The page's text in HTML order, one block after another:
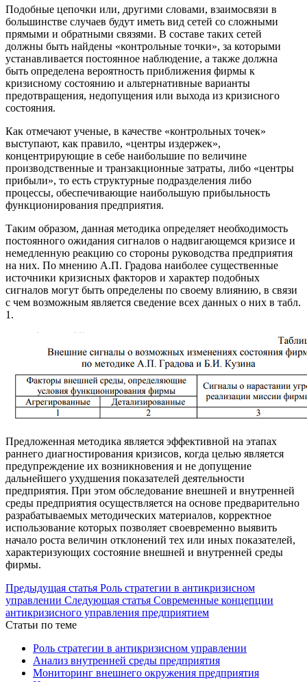
Подобные цепочки или, другими словами, взаимосвязи в
большинстве случаев будут иметь вид сетей со сложными
прямыми и обратными связями. В составе таких сетей
должны быть найдены «контрольные точки», за которыми
устанавливается постоянное наблюдение, а также должна
быть определена вероятность приближения фирмы к
кризисному состоянию и альтернативные варианты
предотвращения, недопущения или выхода из кризисного
состояния.
Как отмечают ученые, в качестве «контрольных точек»
выступают, как правило, «центры издержек»,
концентрирующие в себе наибольшие по величине
производственные и транзакционные затраты, либо «центры
прибыли», то есть структурные подразделения либо
процессы, обеспечивающие наибольшую прибыльность
функционирования предприятия.
Таким образом, данная методика определяет необходимость
постоянного ожидания сигналов о надвигающемся кризисе и
немедленную реакцию со стороны руководства предприятия
на них. По мнению А.П. Градова наиболее существенные
источники кризисных факторов и характер подобных
сигналов могут быть определены по своему влиянию, в связи
с чем возможным является сведение всех данных о них в табл.
1.
Предложенная методика является эффективной на этапах
раннего диагностирования кризисов, когда целью является
предупреждение их возникновения и не допущение
дальнейшего ухудшения показателей деятельности
предприятия. При этом обследование внешней и внутренней
среды предприятия осуществляется на основе предварительно
разрабатываемых методических материалов, корректное
использование которых позволяет своевременно выявить
начало роста величин отклонений тех или иных показателей,
характеризующих состояние внешней и внутренней среды
фирмы.
Предыдущая статья Роль стратегии в антикризисном
управлении Следующая статья Современные концепции
антикризисного управления предприятием
Статьи по теме
Роль стратегии в антикризисном управлении
Анализ внутренней среды предприятия
Мониторинг внешнего окружения предприятия